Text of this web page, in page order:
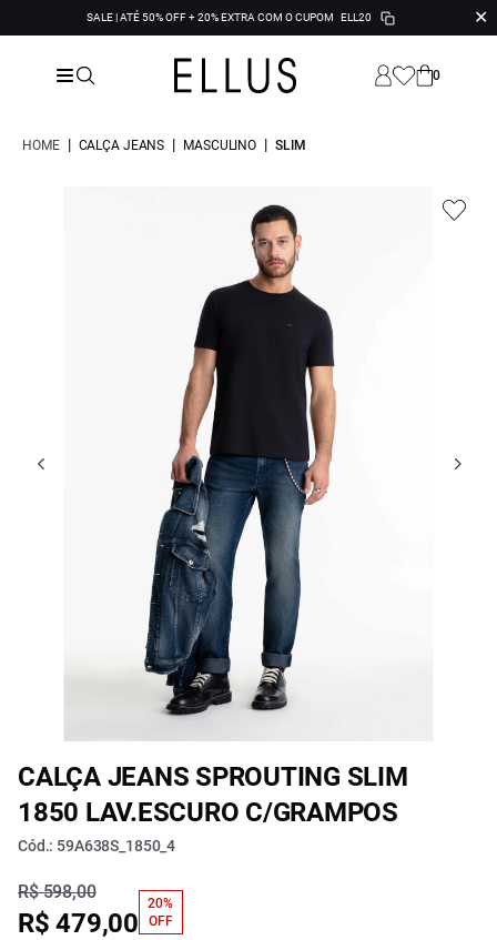
SALE | ATÉ 50% OFF + 20% EXTRA COM O CUPOM ELL20 ✕
0
HOME | CALÇA JEANS | MASCULINO | SLIM
CALÇA JEANS SPROUTING SLIM
1850 LAV.ESCURO C/GRAMPOS
Cód.: 59A638S_1850_4
R$ 598,00
R$ 479,00
20%
OFF